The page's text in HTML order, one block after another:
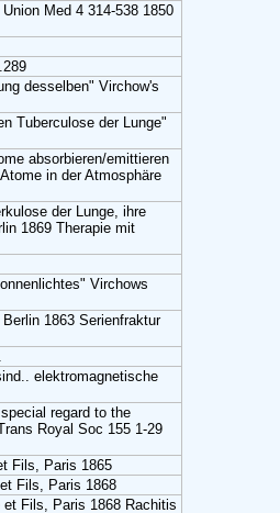
Med 4 314-538 1850
desselben" Virchow's
Tuberculose der Lunge"
absorbieren/emittieren
in der Atmosphäre
der Lunge, ihre
1869 Therapie mit
Virchows
1863 Serienfraktur
elektromagnetische
regard to the
Royal Soc 155 1-29
Fils, Paris 1865
Fils, Paris 1868
Fils, Paris 1868 Rachitis